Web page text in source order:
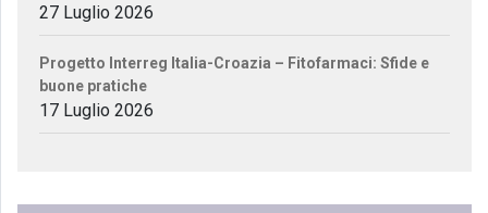
27 Luglio 2026
Progetto Interreg Italia-Croazia – Fitofarmaci: Sfide e
buone pratiche
17 Luglio 2026